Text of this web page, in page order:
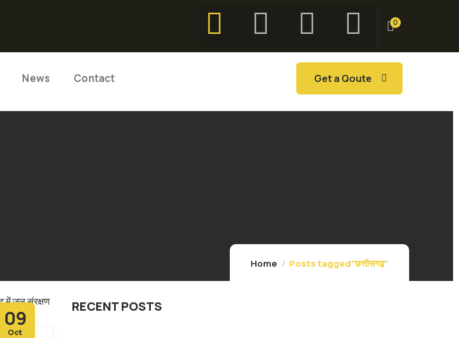
0
News Contact Get a Qoute
Home Posts tagged"छत्तीसगढ़"
09
Oct
RECENT POSTS